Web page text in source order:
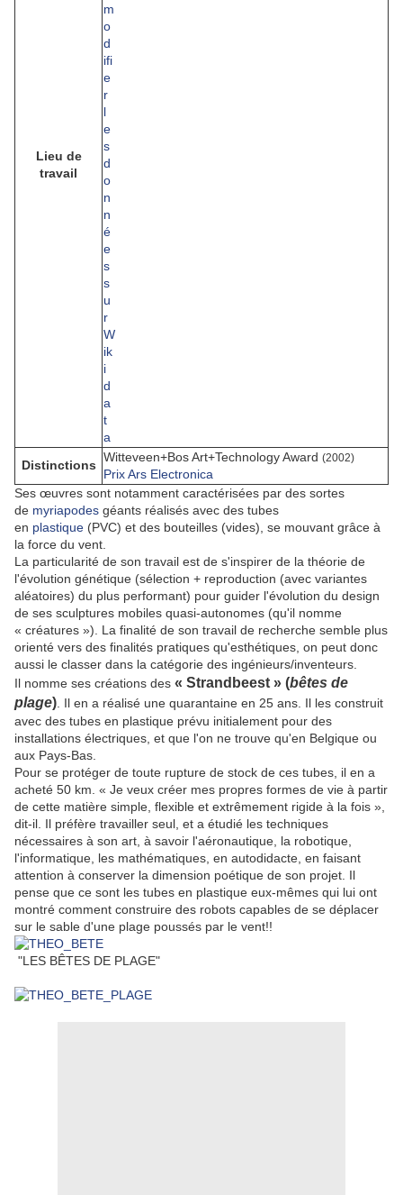
Lieu de
travail
Distinctions
Witteveen+Bos Art+Technology Award (2002)
Prix Ars Electronica
Ses œuvres sont notamment caractérisées par des sortes
de myriapodes géants réalisés avec des tubes
en plastique (PVC) et des bouteilles (vides), se mouvant grâce à
la force du vent.
La particularité de son travail est de s'inspirer de la théorie de
l'évolution génétique (sélection + reproduction (avec variantes
aléatoires) du plus performant) pour guider l'évolution du design
de ses sculptures mobiles quasi-autonomes (qu'il nomme
« créatures »). La finalité de son travail de recherche semble plus
orienté vers des finalités pratiques qu'esthétiques, on peut donc
aussi le classer dans la catégorie des ingénieurs/inventeurs.
Il nomme ses créations des « Strandbeest » (bêtes de
plage) . Il en a réalisé une quarantaine en 25 ans. Il les construit
avec des tubes en plastique prévu initialement pour des
installations électriques, et que l'on ne trouve qu'en Belgique ou
aux Pays-Bas.
Pour se protéger de toute rupture de stock de ces tubes, il en a
acheté 50 km. « Je veux créer mes propres formes de vie à partir
de cette matière simple, flexible et extrêmement rigide à la fois »
dit-il. Il préfère travailler seul, et a étudié les techniques
nécessaires à son art, à savoir l'aéronautique, la robotique,
l'informatique, les mathématiques, en autodidacte, en faisant
attention à conserver la dimension poétique de son projet. Il
pense que ce sont les tubes en plastique eux-mêmes qui lui ont
montré comment construire des robots capables de se déplacer
sur le sable d'une plage poussés par le vent!!
"LES BÊTES DE PLAGE"